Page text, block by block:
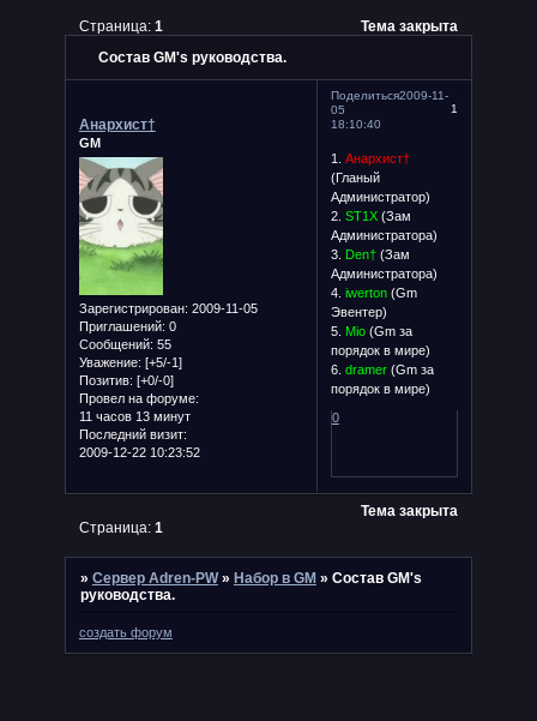
Состав GM's руководства.
Страница: 1 Тема закрыта
Поделиться
1
2009-11-
05
18:10:40
Анархист†
GM
Зарегистрирован: 2009-11-05
Приглашений: 0
Сообщений: 55
Уважение: [+5/-1]
Позитив: [+0/-0]
Провел на форуме:
11 часов 13 минут
Последний визит:
2009-12-22 10:23:52
1. Анархист†
(Гланый
Администратор)
2. ST1X(Зам
Администратора)
3.
Den†(Зам
Администратора)
4. iwerton (Gm
Эвентер)
5. Mio(Gm за
порядок в мире)
6. dramer(Gm за
порядок в мире)
0
Тема закрыта
Страница: 1
» Сервер Adren-PW » Набор в GM » Состав GM's
руководства.
создать форум